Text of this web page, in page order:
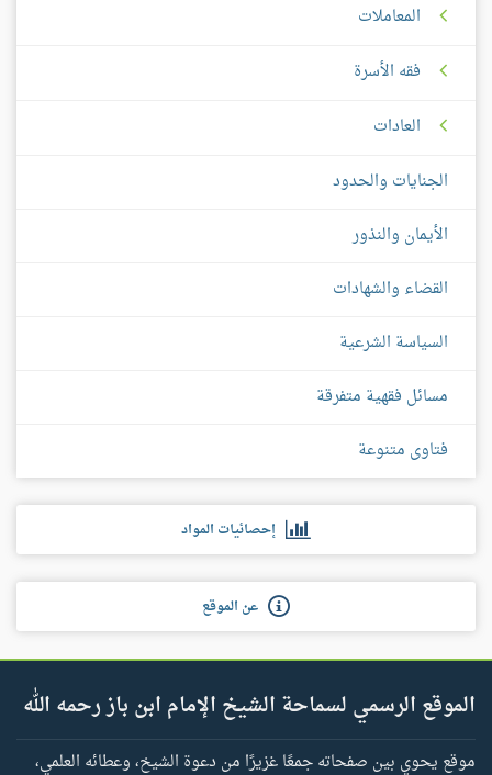
المعاملات
فقه الأسرة
العادات
الجنايات والحدود
الأيمان والنذور
القضاء والشهادات
السياسة الشرعية
مسائل فقهية متفرقة
فتاوى متنوعة
إحصائيات المواد
عن الموقع
الموقع الرسمي لسماحة الشيخ الإمام ابن باز رحمه الله
موقع يحوي بين صفحاته جمعًا غزيرًا من دعوة الشيخ، وعطائه العلمي،